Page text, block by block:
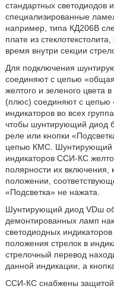
стандартных светодиодов
специализированные
например, типа КД206В
плате из
время внутри секции
Для подключения
соединяют с цепью
желтого и зеленого цвета
(плюс) соединяют с цепью
индикаторов во всех
чтобы шунтирующий диод
реле или кнопки
цепью КМС. Шунтирующий
индикаторов ССИ-КС
полярности их включения,
положении,
«Подсветка» не нажата.
Шунтирующий диод VDш
демонтированных ламп
светодиодных
положения стрелок в
стрелочный перевод
данной индикации, а
ССИ-КС снабжены защитой